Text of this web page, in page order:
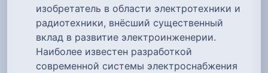
изобретатель в области электротехники и
радиотехники, внёсший существенный
вклад в развитие электроинженерии.
Наиболее известен разработкой
современной системы электроснабжения